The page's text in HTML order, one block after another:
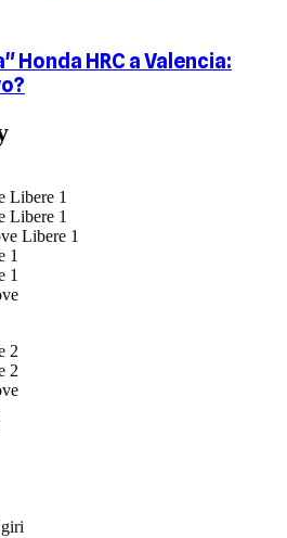
Honda HRC a Valencia:
Libere 1
Libere 1
Libere 1
1
1
2
2